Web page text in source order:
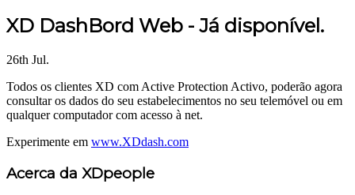
XD DashBord Web - Já disponível.
26th Jul.
Todos os clientes XD com Active Protection Activo, poderão agora
consultar os dados do seu estabelecimentos no seu telemóvel ou em
qualquer computador com acesso à net.
Experimente em www.XDdash.com
Acerca da XDpeople